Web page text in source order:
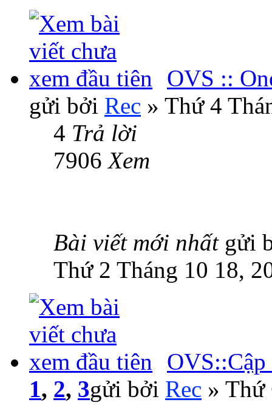
OVS ::
gửi bởi Rec » Thứ 4
4 Trả lời
7906Xem
Bài viết mới nhất gửi
Thứ 2 Tháng 10 18,
1, 2, 3gửi bởi Rec » Thứ